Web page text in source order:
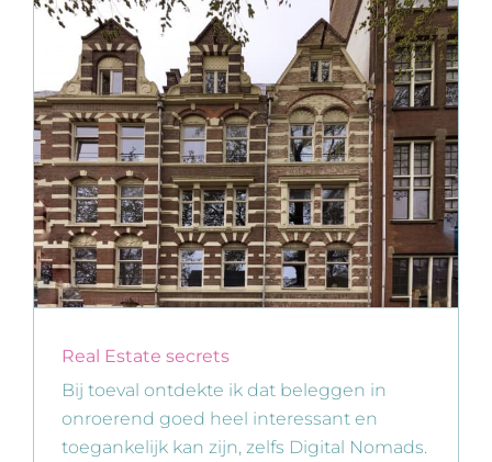
Real Estate secrets
Bij toeval ontdekte ik dat beleggen in
onroerend goed heel interessant en
toegankelijk kan zijn, zelfs Digital Nomads.